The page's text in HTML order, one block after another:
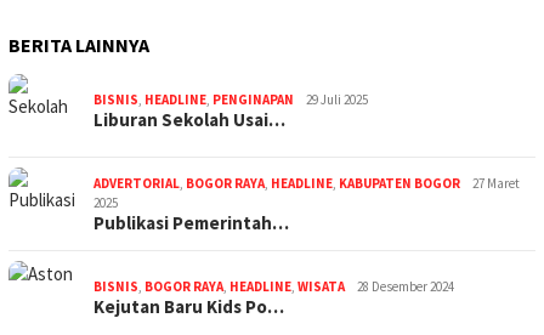
BERITA LAINNYA
BISNIS, HEADLINE, PENGINAPAN 29 Juli 2025
Liburan Sekolah Usai…
ADVERTORIAL, BOGOR RAYA, HEADLINE, KABUPATEN BOGOR
27 Maret
2025
Publikasi Pemerintah…
BISNIS, BOGOR RAYA, HEADLINE, WISATA 28 Desember 2024
Kejutan Baru Kids Po…